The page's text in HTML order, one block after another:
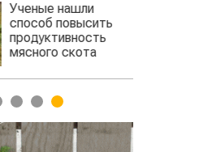
Ученые нашли
способ повысить
продуктивность
мясного скота
3 4 5